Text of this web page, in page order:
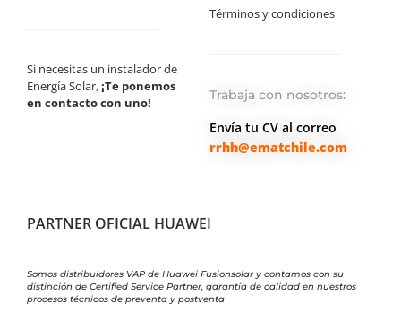
Si necesitas un instalador de
Energía Solar,¡Te ponemos
en contacto con uno!
Términos y condiciones
Trabaja con nosotros:
Envía tu CV al correo
rrhh@ematchile.com
PARTNER OFICIAL HUAWEI
Somos distribuidores VAP de Huawei Fusionsolar y contamos con su
distinción de Certified Service Partner, garantía de calidad en nuestros
procesos técnicos de preventa y postventa